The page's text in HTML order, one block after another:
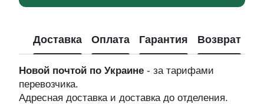
Доставка Оплата Гарантия Возврат
Новой почтой по Украине - за тарифами
перевозчика.
Адресная доставка и доставка до отделения.